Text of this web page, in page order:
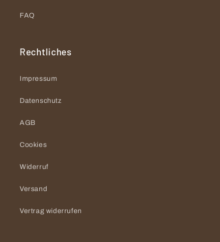
FAQ
Rechtliches
Impressum
Datenschutz
AGB
Cookies
Widerruf
Versand
Vertrag widerrufen